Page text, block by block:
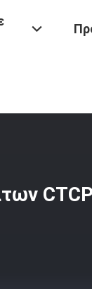
Μεταφορών)
CTCP